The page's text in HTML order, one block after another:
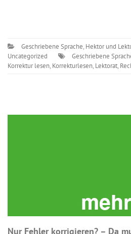
Geschriebene Sprache, Hektor und
Uncategorized
Geschriebene
Korrektur lesen, Korrekturlesen, Lektorat,
Nur Fehler korrigieren? – Da